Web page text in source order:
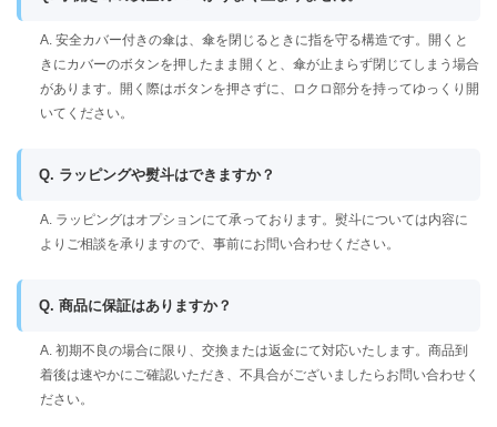
A. 安全カバー付きの傘は、傘を閉じるときに指を守る構造です。開くと
きにカバーのボタンを押したまま開くと、傘が止まらず閉じてしまう場合
があります。開く際はボタンを押さずに、ロクロ部分を持ってゆっくり開
いてください。
Q. ラッピングや熨斗はできますか？
A. ラッピングはオプションにて承っております。熨斗については内容に
よりご相談を承りますので、事前にお問い合わせください。
Q. 商品に保証はありますか？
A. 初期不良の場合に限り、交換または返金にて対応いたします。商品到
着後は速やかにご確認いただき、不具合がございましたらお問い合わせく
ださい。